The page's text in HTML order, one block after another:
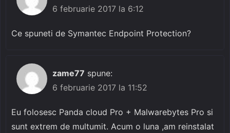
6 februarie 2017 la 6:12
Ce spuneti de Symantec Endpoint Protection?
zame77 spune:
6 februarie 2017 la 11:52
Eu folosesc Panda cloud Pro + Malwarebytes Pro si
sunt extrem de multumit. Acum o luna ,am reinstalat